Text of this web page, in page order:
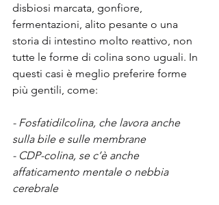
disbiosi marcata, gonfiore,
fermentazioni, alito pesante o una
storia di intestino molto reattivo, non
tutte le forme di colina sono uguali. In
questi casi è meglio preferire forme
più gentili, come:
- Fosfatidilcolina, che lavora anche
sulla bile e sulle membrane
- CDP-colina, se c’è anche
affaticamento mentale o nebbia
cerebrale